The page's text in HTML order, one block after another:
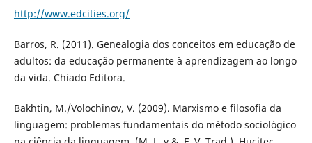
http://www.edcities.org/
Barros, R. (2011). Genealogia dos conceitos em educação de
adultos: da educação permanente à aprendizagem ao longo
da vida. Chiado Editora.
Bakhtin, M./Volochinov, V. (2009). Marxismo e filosofia da
linguagem: problemas fundamentais do método sociológico